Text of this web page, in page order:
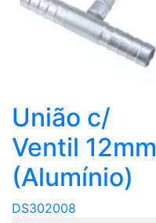
União c/
Ventil 12mm
(Alumínio)
DS302008